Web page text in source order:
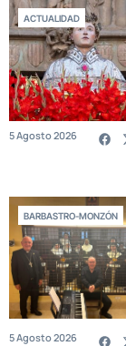
ACTUALIDAD
5 Agosto 2026
BARBASTRO-MONZÓN
5 Agosto 2026